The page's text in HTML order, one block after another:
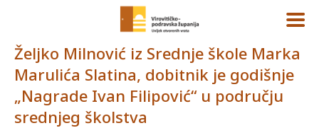
Željko Milnović iz Srednje škole Marka
Marulića Slatina, dobitnik je godišnje
„Nagrade Ivan Filipović“ u području
srednjeg školstva